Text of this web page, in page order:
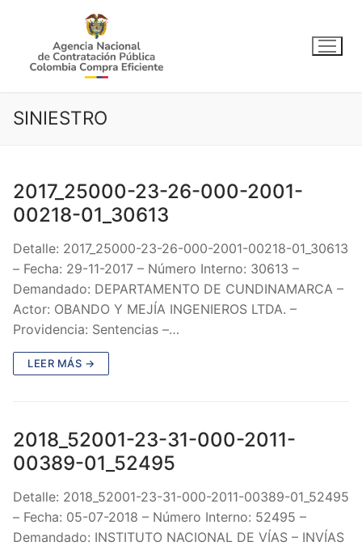
contenido
SINIESTRO
2017_25000-23-26-000-2001-
00218-01_30613
Detalle: 2017_25000-23-26-000-2001-00218-01_30613
– Fecha: 29-11-2017 – Número Interno: 30613 –
Demandado: DEPARTAMENTO DE CUNDINAMARCA –
Actor: OBANDO Y MEJÍA INGENIEROS LTDA. –
Providencia: Sentencias –…
LEER MÁS →
2018_52001-23-31-000-2011-
00389-01_52495
Detalle: 2018_52001-23-31-000-2011-00389-01_52495
– Fecha: 05-07-2018 – Número Interno: 52495 –
Demandado: INSTITUTO NACIONAL DE VÍAS – INVÍAS